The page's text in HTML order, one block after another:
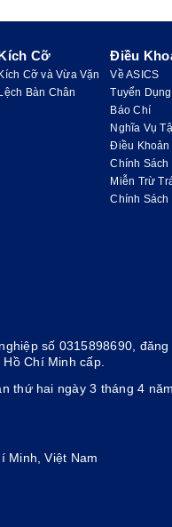
Cỡ
Cỡ và Vừa Vặn
Bàn Chân
Điều
Về ASICS
Tuyển Dụng
Báo Chí
Nghĩa Vụ
Điều
Chính Sách
Miễn Trừ
Chính Sách
số 0315898690,
Chí Minh cấp.
thứ hai ngày 3 tháng 4
Minh, Việt Nam